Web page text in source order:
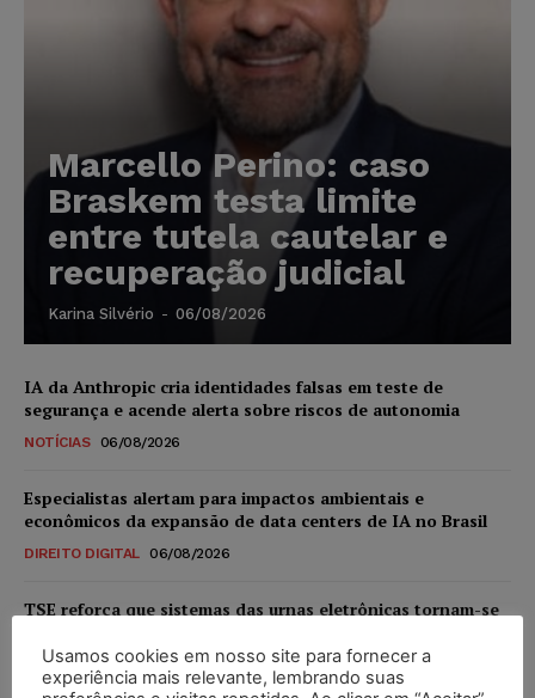
Marcello Perino: caso
Braskem testa limite
entre tutela cautelar e
recuperação judicial
Karina Silvério - 06/08/2026
IA da Anthropic cria identidades falsas em teste de
segurança e acende alerta sobre riscos de autonomia
NOTÍCIAS 06/08/2026
Especialistas alertam para impactos ambientais e
econômicos da expansão de data centers de IA no Brasil
DIREITO DIGITAL 06/08/2026
TSE reforça que sistemas das urnas eletrônicas tornam-se
NOTÍCIAS 06/08/2026
Usamos cookies em nosso site para fornecer a
experiência mais relevante, lembrando suas